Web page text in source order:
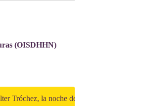
(OISDHHN)
Tróchez, la noche del 14 de diciembre,